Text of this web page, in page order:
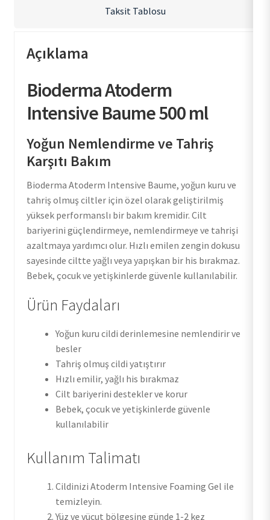
Taksit Tablosu
Açıklama
Bioderma Atoderm
Intensive Baume 500 ml
Yoğun Nemlendirme ve Tahriş
Karşıtı Bakım
Bioderma Atoderm Intensive Baume, yoğun kuru ve
tahriş olmuş ciltler için özel olarak geliştirilmiş
yüksek performanslı bir bakım kremidir. Cilt
bariyerini güçlendirmeye, nemlendirmeye ve tahrişi
azaltmaya yardımcı olur. Hızlı emilen zengin dokusu
sayesinde ciltte yağlı veya yapışkan bir his bırakmaz.
Bebek, çocuk ve yetişkinlerde güvenle kullanılabilir.
Ürün Faydaları
Yoğun kuru cildi derinlemesine nemlendirir ve
besler
Tahriş olmuş cildi yatıştırır
Hızlı emilir, yağlı his bırakmaz
Cilt bariyerini destekler ve korur
Bebek, çocuk ve yetişkinlerde güvenle
kullanılabilir
Kullanım Talimatı
Cildinizi Atoderm Intensive Foaming Gel ile
temizleyin.
Yüz ve vücut bölgesine günde 1-2 kez